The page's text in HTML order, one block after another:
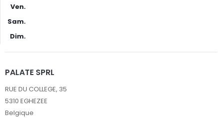
Ven.
Sam.
Dim.
PALATE SPRL
RUE DU COLLEGE, 35
5310 EGHEZEE
Belgique